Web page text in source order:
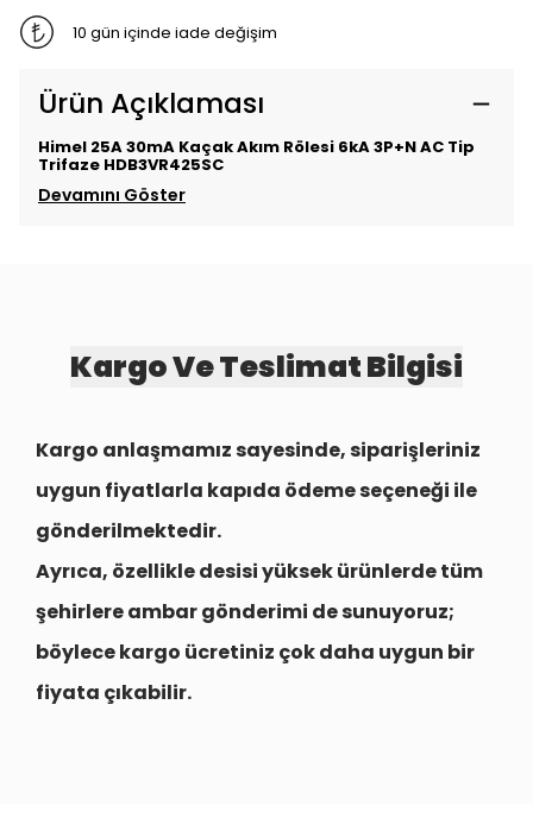
10 gün içinde iade değişim
Ürün Açıklaması
Himel 25A 30mA Kaçak Akım Rölesi 6kA 3P+N AC Tip
Trifaze HDB3VR425SC
Devamını Göster
Kargo Ve Teslimat Bilgisi
Kargo anlaşmamız sayesinde, siparişleriniz
uygun fiyatlarla kapıda ödeme seçeneği ile
gönderilmektedir.
Ayrıca, özellikle desisi yüksek ürünlerde tüm
şehirlereambar gönderimi de sunuyoruz;
böylece kargo ücretiniz çok daha uygun bir
fiyata çıkabilir.